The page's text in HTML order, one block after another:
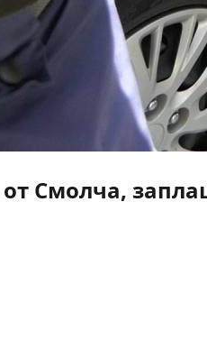
Смолча,